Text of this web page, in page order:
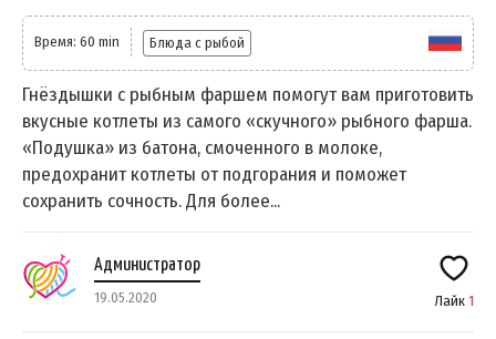
Время: 60 min Блюда с рыбой
Гнёздышки с рыбным фаршем помогут вам приготовить
вкусные котлеты из самого «скучного» рыбного фарша.
«Подушка» из батона, смоченного в молоке,
предохранит котлеты от подгорания и поможет
сохранить сочность. Для более...
Администратор
19.05.2020 Лайк 1